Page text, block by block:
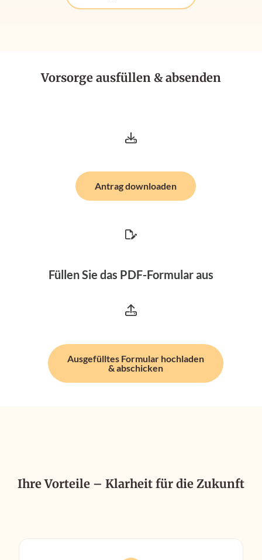
Vorsorge ausfüllen & absenden
Antrag downloaden
Füllen Sie das PDF-Formular aus
Ausgefülltes Formular hochladen
& abschicken
Ihre Vorteile – Klarheit für die Zukunft